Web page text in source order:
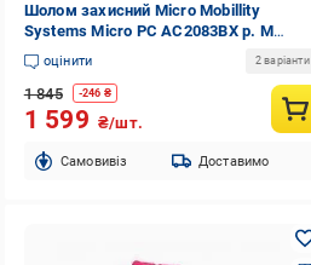
Шолом захисний Micro Mobillity
Systems Micro PC AC2083BX р. M
темно-синій металік
оцінити 2 варіанти
1 845 -246 ₴
1 599 ₴/шт.
Cамовивіз Доставимо